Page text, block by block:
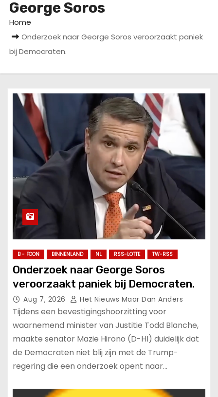
George Soros
Home
Onderzoek naar George Soros veroorzaakt paniek
bij Democraten.
B - FOON BINNENLAND NL RSS-LOTTE TW-RSS
Onderzoek naar George Soros
veroorzaakt paniek bij Democraten.
Aug 7, 2026 Het Nieuws Maar Dan Anders
Tijdens een bevestigingshoorzitting voor
waarnemend minister van Justitie Todd Blanche,
maakte senator Mazie Hirono (D-HI) duidelijk dat
de Democraten niet blij zijn met de Trump-
regering die een onderzoek opent naar…